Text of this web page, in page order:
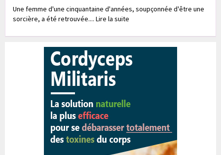
Une femme d'une cinquantaine d'années, soupçonnée d'être une
sorcière, a été retrouvée.... Lire la suite